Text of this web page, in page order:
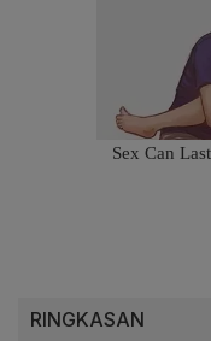
RINGKASAN